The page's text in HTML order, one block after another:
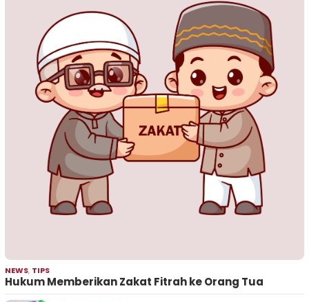
NEWS, TIPS
Hukum Memberikan Zakat Fitrah ke Orang Tua